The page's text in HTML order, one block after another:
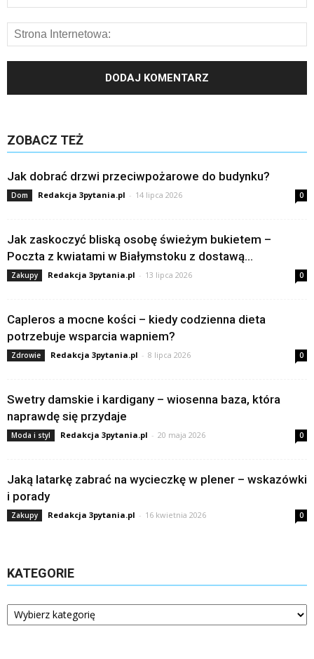
ZOBACZ TEŻ
Jak dobrać drzwi przeciwpożarowe do budynku?
Dom Redakcja 3pytania.pl - 14 lipca 2026 0
Jak zaskoczyć bliską osobę świeżym bukietem –
Poczta z kwiatami w Białymstoku z dostawą...
Zakupy Redakcja 3pytania.pl - 13 lipca 2026 0
Capleros a mocne kości – kiedy codzienna dieta
potrzebuje wsparcia wapniem?
Zdrowie Redakcja 3pytania.pl - 8 lipca 2026 0
Swetry damskie i kardigany – wiosenna baza, która
naprawdę się przydaje
Moda i styl Redakcja 3pytania.pl - 20 maja 2026 0
Jaką latarkę zabrać na wycieczkę w plener – wskazówki
i porady
Zakupy Redakcja 3pytania.pl - 16 kwietnia 2026 0
KATEGORIE
Kategorie